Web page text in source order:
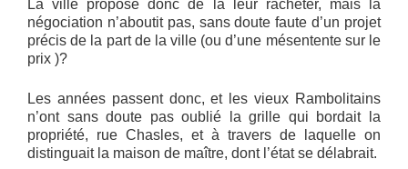
La ville propose donc de la leur racheter, mais la
négociation n’aboutit pas, sans doute faute d’un projet
précis de la part de la ville (ou d’une mésentente sur le
prix )?
Les années passent donc, et les vieux Rambolitains
n’ont sans doute pas oublié la grille qui bordait la
propriété, rue Chasles, et à travers de laquelle on
distinguait la maison de maître, dont l’état se délabrait.